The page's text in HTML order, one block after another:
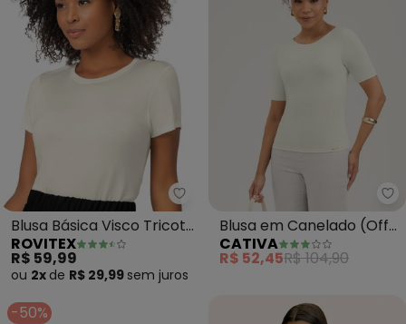
Rovitex - Blusa Básica Visco
Blusa Básica Visco Tricot
Feminina (Bege)
ROVITEX
R$ 59,99
ou 2x de R$ 29,99 sem juros
Blusa em Canelado (Off
White)
CATIVA
R$ 52,45R$ 104,90
-50%